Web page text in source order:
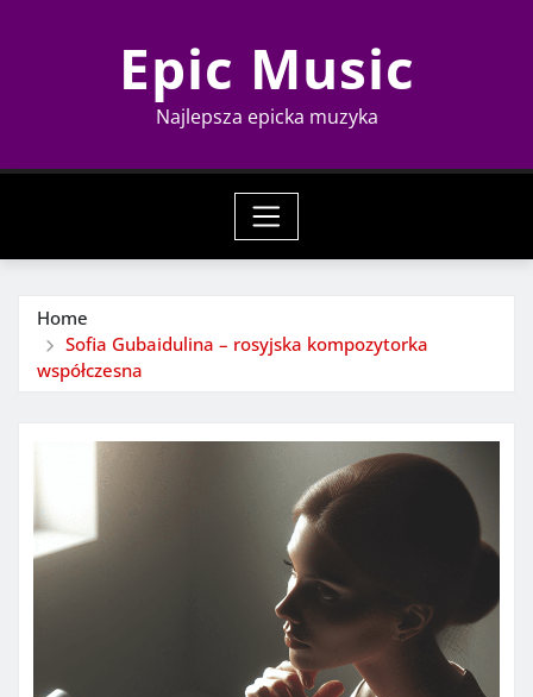
Epic Music
Najlepsza epicka muzyka
Home
Sofia Gubaidulina – rosyjska kompozytorka
współczesna